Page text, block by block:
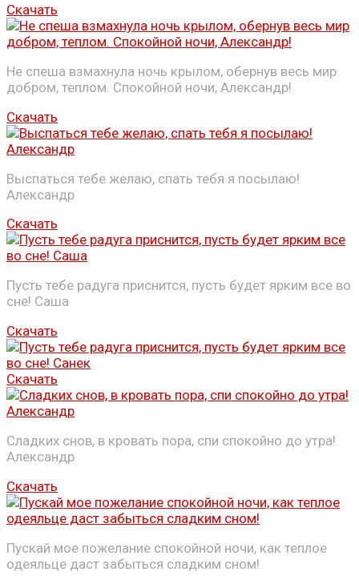
Скачать
Не спеша взмахнула ночь крылом, обернув весь мир
добром, теплом. Спокойной ночи, Александр!
Скачать
Выспаться тебе желаю, спать тебя я посылаю!
Александр
Скачать
Пусть тебе радуга приснится, пусть будет ярким все во
сне! Саша
Скачать
Скачать
Сладких снов, в кровать пора, спи спокойно до утра!
Александр
Скачать
Пускай мое пожелание спокойной ночи, как теплое
одеяльце даст забыться сладким сном!